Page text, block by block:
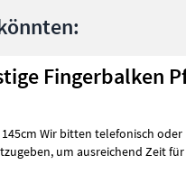
Fingerbalken
oder per Mail Ihren Besuch
Zeit für die Beratung und eventuell